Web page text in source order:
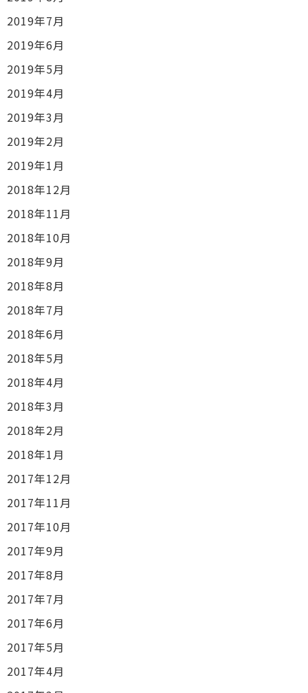
2019年7月
2019年6月
2019年5月
2019年4月
2019年3月
2019年2月
2019年1月
2018年12月
2018年11月
2018年10月
2018年9月
2018年8月
2018年7月
2018年6月
2018年5月
2018年4月
2018年3月
2018年2月
2018年1月
2017年12月
2017年11月
2017年10月
2017年9月
2017年8月
2017年7月
2017年6月
2017年5月
2017年4月